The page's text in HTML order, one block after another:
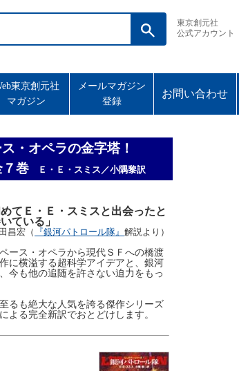
東京創元社
公式アカウント
東京創元社
マガジン
メールマガジン
登録
お問い合わせ
・オペラの金字塔！
７巻 Ｅ・Ｅ・スミス／小隅黎訳
てＥ・Ｅ・スミスと出会ったと
ている」
昌宏（ 『銀河パトロール隊』 解説より）
ース・オペラから現代ＳＦへの橋渡
に横溢する超科学アイデアと、銀河
今も他の追随を許さない迫力をもっ
るも絶大な人気を誇る傑作シリーズ
よる完全新訳でおとどけします。